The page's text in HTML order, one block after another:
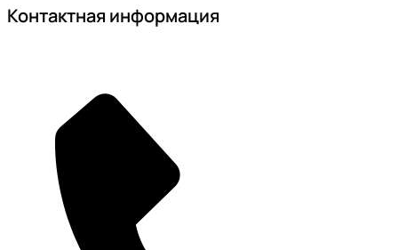
Контактная информация